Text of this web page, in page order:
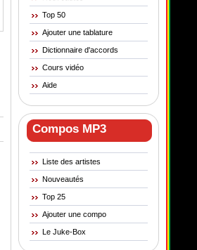
Top 50
Ajouter une tablature
Dictionnaire d'accords
Cours vidéo
Aide
Compos MP3
Liste des artistes
Nouveautés
Top 25
Ajouter une compo
Le Juke-Box